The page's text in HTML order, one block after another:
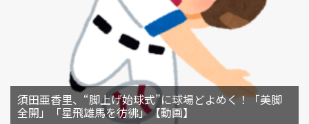
須田亜香里、“脚上げ始球式”に球場どよめく！「美脚
全開」「星飛雄馬を彷彿」【動画】